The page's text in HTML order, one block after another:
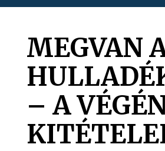
MEGVAN
– A